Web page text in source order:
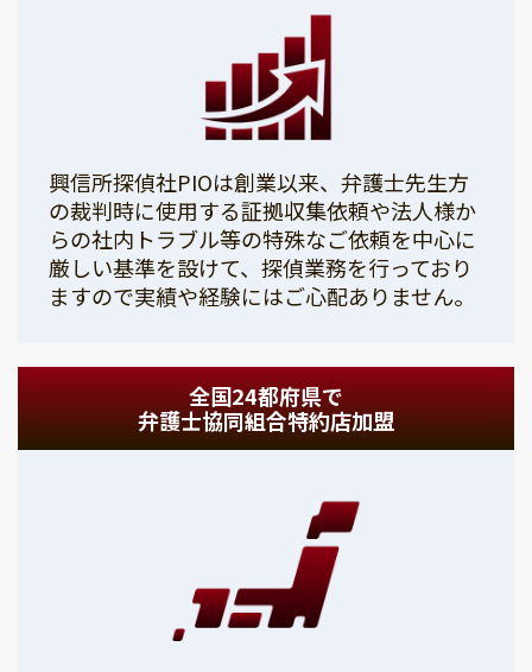
興信所探偵社PIOは創業以来、弁護士先生方
の裁判時に使用する証拠収集依頼や法人様か
らの社内トラブル等の特殊なご依頼を中心に
厳しい基準を設けて、探偵業務を行っており
ますので実績や経験にはご心配ありません。
全国24都府県で
弁護士協同組合特約店加盟